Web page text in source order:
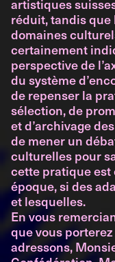
artistiques
réduit, tandis que
domaines
certainement
perspective de
du système
de repenser la
sélection, de
et d’archivage
de mener un
culturelles pour
cette pratique est
époque, si des
et lesquelles.
En vous
que vous
adressons,